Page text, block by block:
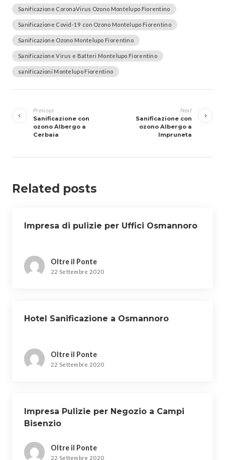
Sanificazione CoronaVirus Ozono Montelupo Fiorentino
Sanificazione Covid-19 con Ozono Montelupo Fiorentino
Sanificazione Ozono Montelupo Fiorentino
Sanificazione Virus e Batteri Montelupo Fiorentino
sanificazioni Montelupo Fiorentino
articoli
Previous
Sanificazione con
ozono Albergo a
Cerbaia
Next
Sanificazione con
ozono Albergo a
Impruneta
Related posts
Impresa di pulizie per Uffici Osmannoro
Oltre il Ponte
22 Settembre 2020
Hotel Sanificazione a Osmannoro
Oltre il Ponte
22 Settembre 2020
Impresa Pulizie per Negozio a Campi
Bisenzio
Oltre il Ponte
22 Settembre 2020